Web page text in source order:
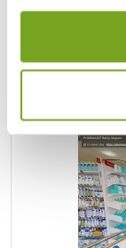
Votre choix de